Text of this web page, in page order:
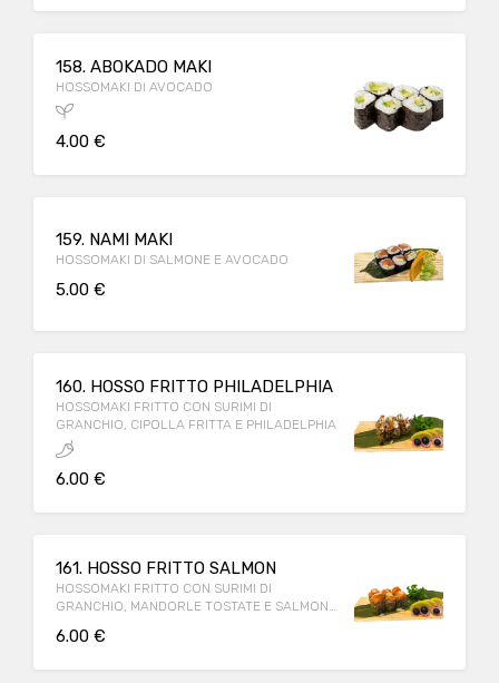
158. ABOKADO MAKI
HOSSOMAKI DI AVOCADO
4.00 €
159. NAMI MAKI
HOSSOMAKI DI SALMONE E AVOCADO
5.00 €
160. HOSSO FRITTO PHILADELPHIA
HOSSOMAKI FRITTO CON SURIMI DI
GRANCHIO, CIPOLLA FRITTA E PHILADELPHIA
6.00 €
161. HOSSO FRITTO SALMON
HOSSOMAKI FRITTO CON SURIMI DI
GRANCHIO, MANDORLE TOSTATE E SALMONE
6.00 €